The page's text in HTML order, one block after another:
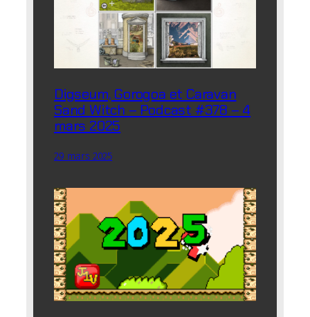
Digseum, Gorogoa et Caravan
Sand Witch – Podcast #378 – 4
mars 2025
29 mars 2025